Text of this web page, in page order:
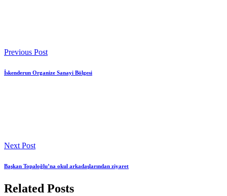
Previous Post
İskenderun Organize Sanayi Bölgesi
Next Post
Başkan Topaloğlu’na okul arkadaşlarından ziyaret
Related Posts